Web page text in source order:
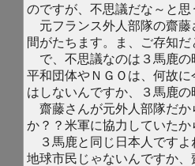
のですが、不思議だな～と
元フランス外人部隊の齋藤
間がたちます。ま、ご存知
で、不思議なのは３馬鹿の
平和団体やＮＧＯは、何故
はしないんですか、３馬鹿
齋藤さんが元外人部隊だか
か？？米軍に協力していたか
３馬鹿と同じ日本人ですよ
地球市民じゃないんですか